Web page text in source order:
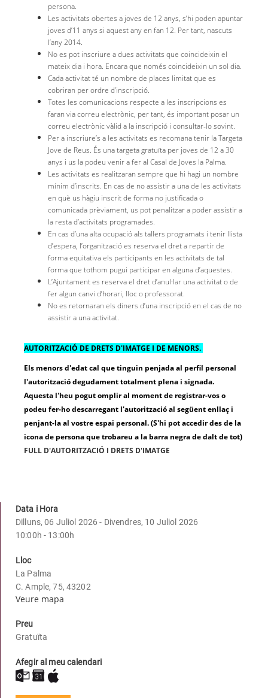
persona.
Les activitats obertes a joves de 12 anys, s’hi poden apuntar
joves d’11 anys si aquest any en fan 12. Per tant, nascuts
l’any 2014.
No es pot inscriure a dues activitats que coincideixin el
mateix dia i hora. Encara que només coincideixin un sol dia.
Cada activitat té un nombre de places limitat que es
cobriran per ordre d’inscripció.
Totes les comunicacions respecte a les inscripcions es
faran via correu electrònic, per tant, és important posar un
correu electrònic vàlid a la inscripció i consultar-lo sovint.
Per a inscriure’s a les activitats es recomana tenir la Targeta
Jove de Reus. És una targeta gratuïta per joves de 12 a 30
anys i us la podeu venir a fer al Casal de Joves la Palma.
Les activitats es realitzaran sempre que hi hagi un nombre
mínim d’inscrits. En cas de no assistir a una de les activitats
en què us hàgiu inscrit de forma no justificada o
comunicada prèviament, us pot penalitzar a poder assistir a
la resta d’activitats programades.
En cas d’una alta ocupació als tallers programats i tenir llista
d’espera, l’organització es reserva el dret a repartir de
forma equitativa els participants en les activitats de tal
forma que tothom pugui participar en alguna d’aquestes.
L’Ajuntament es reserva el dret d’anul·lar una activitat o de
fer algun canvi d’horari, lloc o professorat.
No es retornaran els diners d’una inscripció en el cas de no
assistir a una activitat.
AUTORITZACIÓ DE DRETS D'IMATGE I DE MENORS.
Els menors d'edat cal que tinguin penjada al perfil personal
l'autorització degudament totalment plena i signada.
Aquesta l'heu pogut omplir al moment de registrar-vos o
podeu fer-ho descarregant l'autorització al següent enllaç i
penjant-la al vostre espai personal. (S'hi pot accedir des de la
icona de persona que trobareu a la barra negra de dalt de tot)
FULL D'AUTORITZACIÓ I DRETS D'IMATGE
Data i Hora
Dilluns, 06 Juliol 2026 - Divendres, 10 Juliol 2026
10:00h - 13:00h
Lloc
La Palma
C. Ample, 75, 43202
Veure mapa
Preu
Gratuïta
Afegir al meu calendari